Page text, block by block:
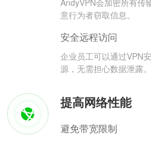
AndyVPN会加密所有传
意行为者窃取信息。
安全远程访问
企业员工可以通过VPN
源，无需担心数据泄露。
提高网络性能
避免带宽限制